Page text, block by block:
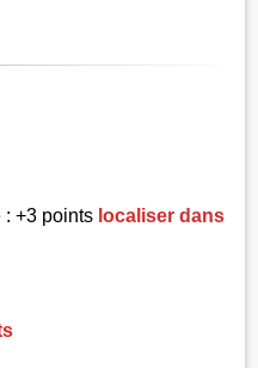
: +3 points localiser dans